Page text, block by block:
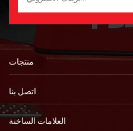
منتجات
اتصل بنا
العلامات الساخنة